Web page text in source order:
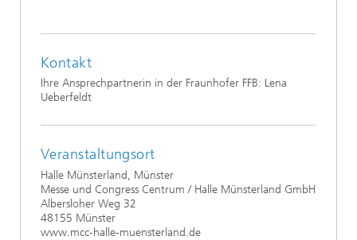
Kontakt
Ihre Ansprechpartnerin in der Fraunhofer FFB: Lena
Ueberfeldt
Veranstaltungsort
Halle Münsterland, Münster
Messe und Congress Centrum / Halle Münsterland GmbH
Albersloher Weg 32
48155 Münster
www.mcc-halle-muensterland.de